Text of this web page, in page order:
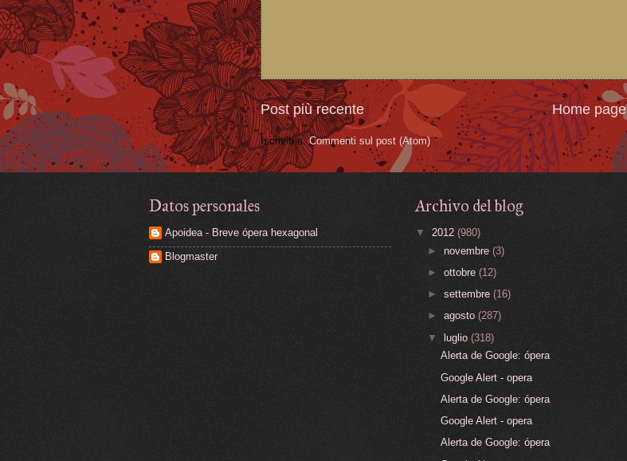
Post più recente Home page
Iscriviti a:Commenti sul post (Atom)
Datos personales
Apoidea - Breve ópera hexagonal
Blogmaster
Archivo del blog
▼ 2012 (980)
►novembre(3)
►ottobre(12)
►settembre(16)
►agosto(287)
▼luglio(318)
Alerta de Google: ópera
Google Alert - opera
Alerta de Google: ópera
Google Alert - opera
Alerta de Google: ópera